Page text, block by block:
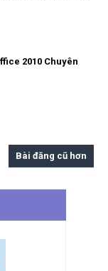
2010 Chuyên
Bài đăng cũ hơn